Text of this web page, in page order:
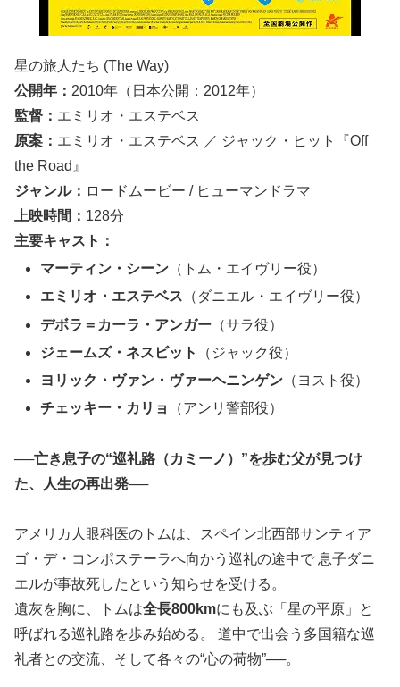
星の旅人たち (The Way)
公開年： 2010年（日本公開：2012年）
監督： エミリオ・エステベス
原案： エミリオ・エステベス ／ ジャック・ヒット『Off
the Road』
ジャンル： ロードムービー / ヒューマンドラマ
上映時間： 128分
主要キャスト：
マーティン・シーン （トム・エイヴリー役）
エミリオ・エステベス （ダニエル・エイヴリー役）
デボラ＝カーラ・アンガー （サラ役）
ジェームズ・ネスビット
（ジャック役）
ヨリック・ヴァン・ヴァーヘニンゲン （ヨスト役）
チェッキー・カリョ
（アンリ警部役）
──亡き息子の“巡礼路（カミーノ）”を歩む父が見つけ
た、人生の再出発──
アメリカ人眼科医のトムは、スペイン北西部サンティア
ゴ・デ・コンポステーラへ向かう巡礼の途中で 息子ダニ
エルが事故死したという知らせを受ける。
遺灰を胸に、トムは全長800kmにも及ぶ「星の平原」と
呼ばれる巡礼路を歩み始める。 道中で出会う多国籍な巡
礼者との交流、そして各々の“心の荷物”──。